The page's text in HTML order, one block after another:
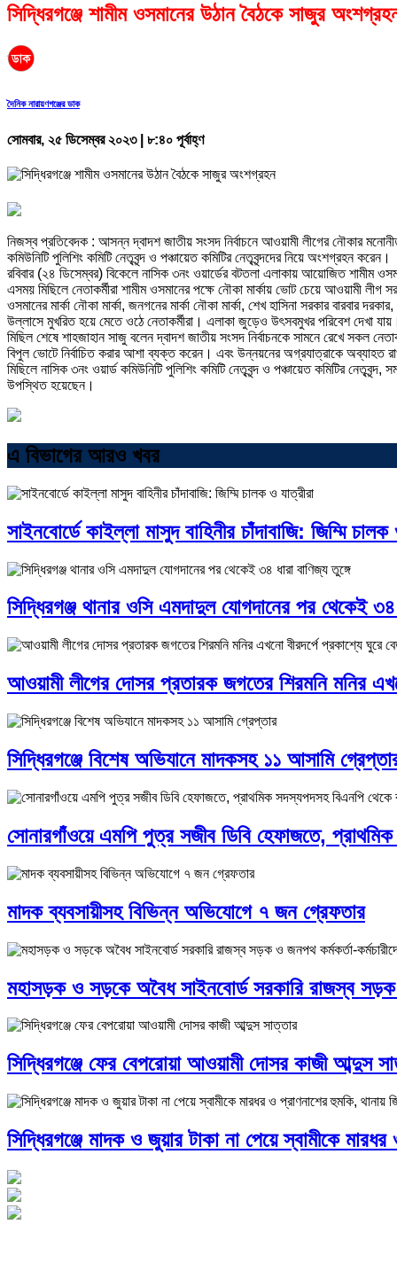
সিদ্ধিরগঞ্জে শামীম ওসমানের উঠান বৈঠকে সাজুর
দৈনিক নারায়ণগঞ্জের ডাক
সোমবার, ২৫ ডিসেম্বর ২০২৩ | ৮:৪০ পূর্বাহ্ণ
নিজস্ব প্রতিবেদক : আসন্ন দ্বাদশ জাতীয় সংসদ নির্বাচনে আওয়ামী লীগের নৌকার
কমিউনিটি পুলিশিং কমিটি নেতৃবৃন্দ ও পঞ্চায়েত কমিটির নেতৃবৃন্দদের নিয়ে অংশগ্রহন করেন।
রবিবার (২৪ ডিসেম্বর) বিকেলে নাসিক ৩নং ওয়ার্ডের বটতলা এলাকায় আয়োজিত শামীম
এসময় মিছিলে নেতাকর্মীরা শামীম ওসমানের পক্ষে নৌকা মার্কায় ভোট চেয়ে আওয়ামী
ওসমানের মার্কা নৌকা মার্কা, জনগনের মার্কা নৌকা মার্কা, শেখ হাসিনা সরকার
উল্লাসে মুখরিত হয়ে মেতে ওঠে নেতাকর্মীরা। এলাকা জুড়েও উৎসবমুখর পরিবেশ দেখা যায়।
মিছিল শেষে শাহজাহান সাজু বলেন দ্বাদশ জাতীয় সংসদ নির্বাচনকে সামনে রেখে সকল
বিপুল ভোটে নির্বাচিত করার আশা ব্যক্ত করেন। এবং উন্নয়নের অগ্রযাত্রাকে অব্যাহত
মিছিলে নাসিক ৩নং ওয়ার্ড কমিউনিটি পুলিশিং কমিটি নেতৃবৃন্দ ও পঞ্চায়েত কমিটির
উপস্থিত হয়েছেন।
এ বিভাগের আরও খবর
সাইনবোর্ডে কাইল্লা মাসুদ বাহিনীর চাঁদাবাজি: জিম্মি চালক
সিদ্ধিরগঞ্জ থানার ওসি এমদাদুল যোগদানের পর থেকেই ৩৪
আওয়ামী লীগের দোসর প্রতারক জগতের শিরমনি মনির
সিদ্ধিরগঞ্জে বিশেষ অভিযানে মাদকসহ ১১ আসামি
সোনারগাঁওয়ে এমপি পুত্র সজীব ডিবি হেফাজতে,
মাদক ব্যবসায়ীসহ বিভিন্ন অভিযোগে ৭ জন গ্রেফতার
মহাসড়ক ও সড়কে অবৈধ সাইনবোর্ড সরকারি রাজস্ব সড়ক
সিদ্ধিরগঞ্জে ফের বেপরোয়া আওয়ামী দোসর কাজী আব্দুস
সিদ্ধিরগঞ্জে মাদক ও জুয়ার টাকা না পেয়ে স্বামীকে